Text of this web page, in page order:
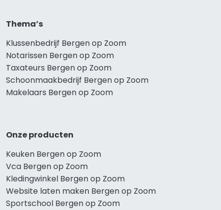
Thema’s
Klussenbedrijf Bergen op Zoom
Notarissen Bergen op Zoom
Taxateurs Bergen op Zoom
Schoonmaakbedrijf Bergen op Zoom
Makelaars Bergen op Zoom
Onze producten
Keuken Bergen op Zoom
Vca Bergen op Zoom
Kledingwinkel Bergen op Zoom
Website laten maken Bergen op Zoom
Sportschool Bergen op Zoom